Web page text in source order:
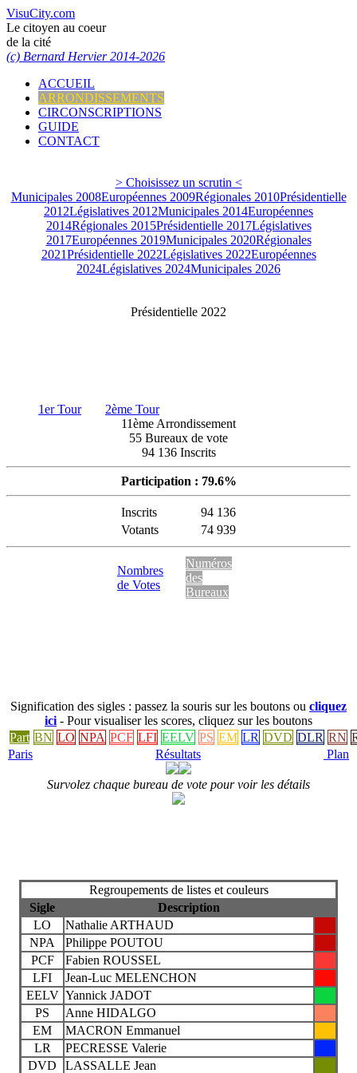
VisuCity.com
Le citoyen au coeur
de la cité
(c) Bernard Hervier 2014-2026
ACCUEIL
ARRONDISSEMENTS
CIRCONSCRIPTIONS
GUIDE
CONTACT
> Choisissez un scrutin <
Municipales 2008Européennes 2009Régionales 2010Présidentielle
2012Législatives 2012Municipales 2014Européennes
2014Régionales 2015Présidentielle 2017Législatives
2017Européennes 2019Municipales 2020Régionales
2021Présidentielle 2022Législatives 2022Européennes
2024Législatives 2024Municipales 2026
Présidentielle 2022
1er Tour
2ème Tour
11ème Arrondissement
55 Bureaux de vote
94 136 Inscrits
Participation : 79.6%
Inscrits
94 136
Votants
74 939
Nombres
de Votes
Numéros
des
Bureaux
Signification des sigles : passez la souris sur les boutons ou cliquez
ici - Pour visualiser les scores, cliquez sur les boutons
Part BN LO NPA PCF LFI EELV PS EM LR DVD DLR RN
Paris
Résultats Plan
Survolez chaque bureau de vote pour voir les détails
Regroupements de listes et couleurs
Sigle
Description
LO
Nathalie ARTHAUD
NPA
Philippe POUTOU
PCF
Fabien ROUSSEL
LFI
Jean-Luc MELENCHON
EELV Yannick JADOT
PS
Anne HIDALGO
EM
MACRON Emmanuel
LR
PECRESSE Valerie
DVD
LASSALLE Jean